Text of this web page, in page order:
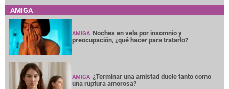
AMIGA
AMIGA Noches en vela por insomnio y
preocupación, ¿qué hacer para tratarlo?
AMIGA ¿Terminar una amistad duele tanto como
una ruptura amorosa?